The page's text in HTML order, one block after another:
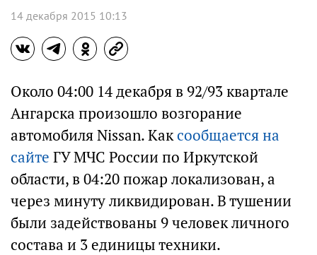
14 декабря 2015 10:13
Около 04:00 14 декабря в 92/93 квартале
Ангарска произошло возгорание
автомобиля Nissan. Каксообщается на
сайте ГУ МЧС России по Иркутской
области, в 04:20 пожар локализован, а
через минуту ликвидирован. В тушении
были задействованы 9 человек личного
состава и 3 единицы техники.